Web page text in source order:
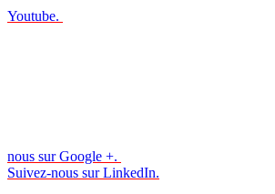
Youtube.
nous sur Google +.
Suivez-nous sur LinkedIn.